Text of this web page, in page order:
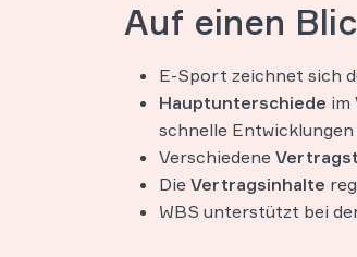
Auf einen
E-Sport zeichnet sich
Hauptunterschiede im
schnelle
Verschiedene
Die Vertragsinhalte
WBS unterstützt bei